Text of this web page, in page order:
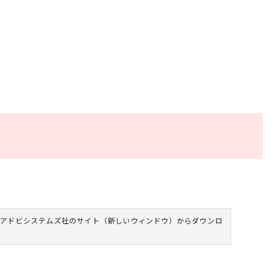
アドビシステムズ社のサイト（新しいウィンドウ） からダウンロ